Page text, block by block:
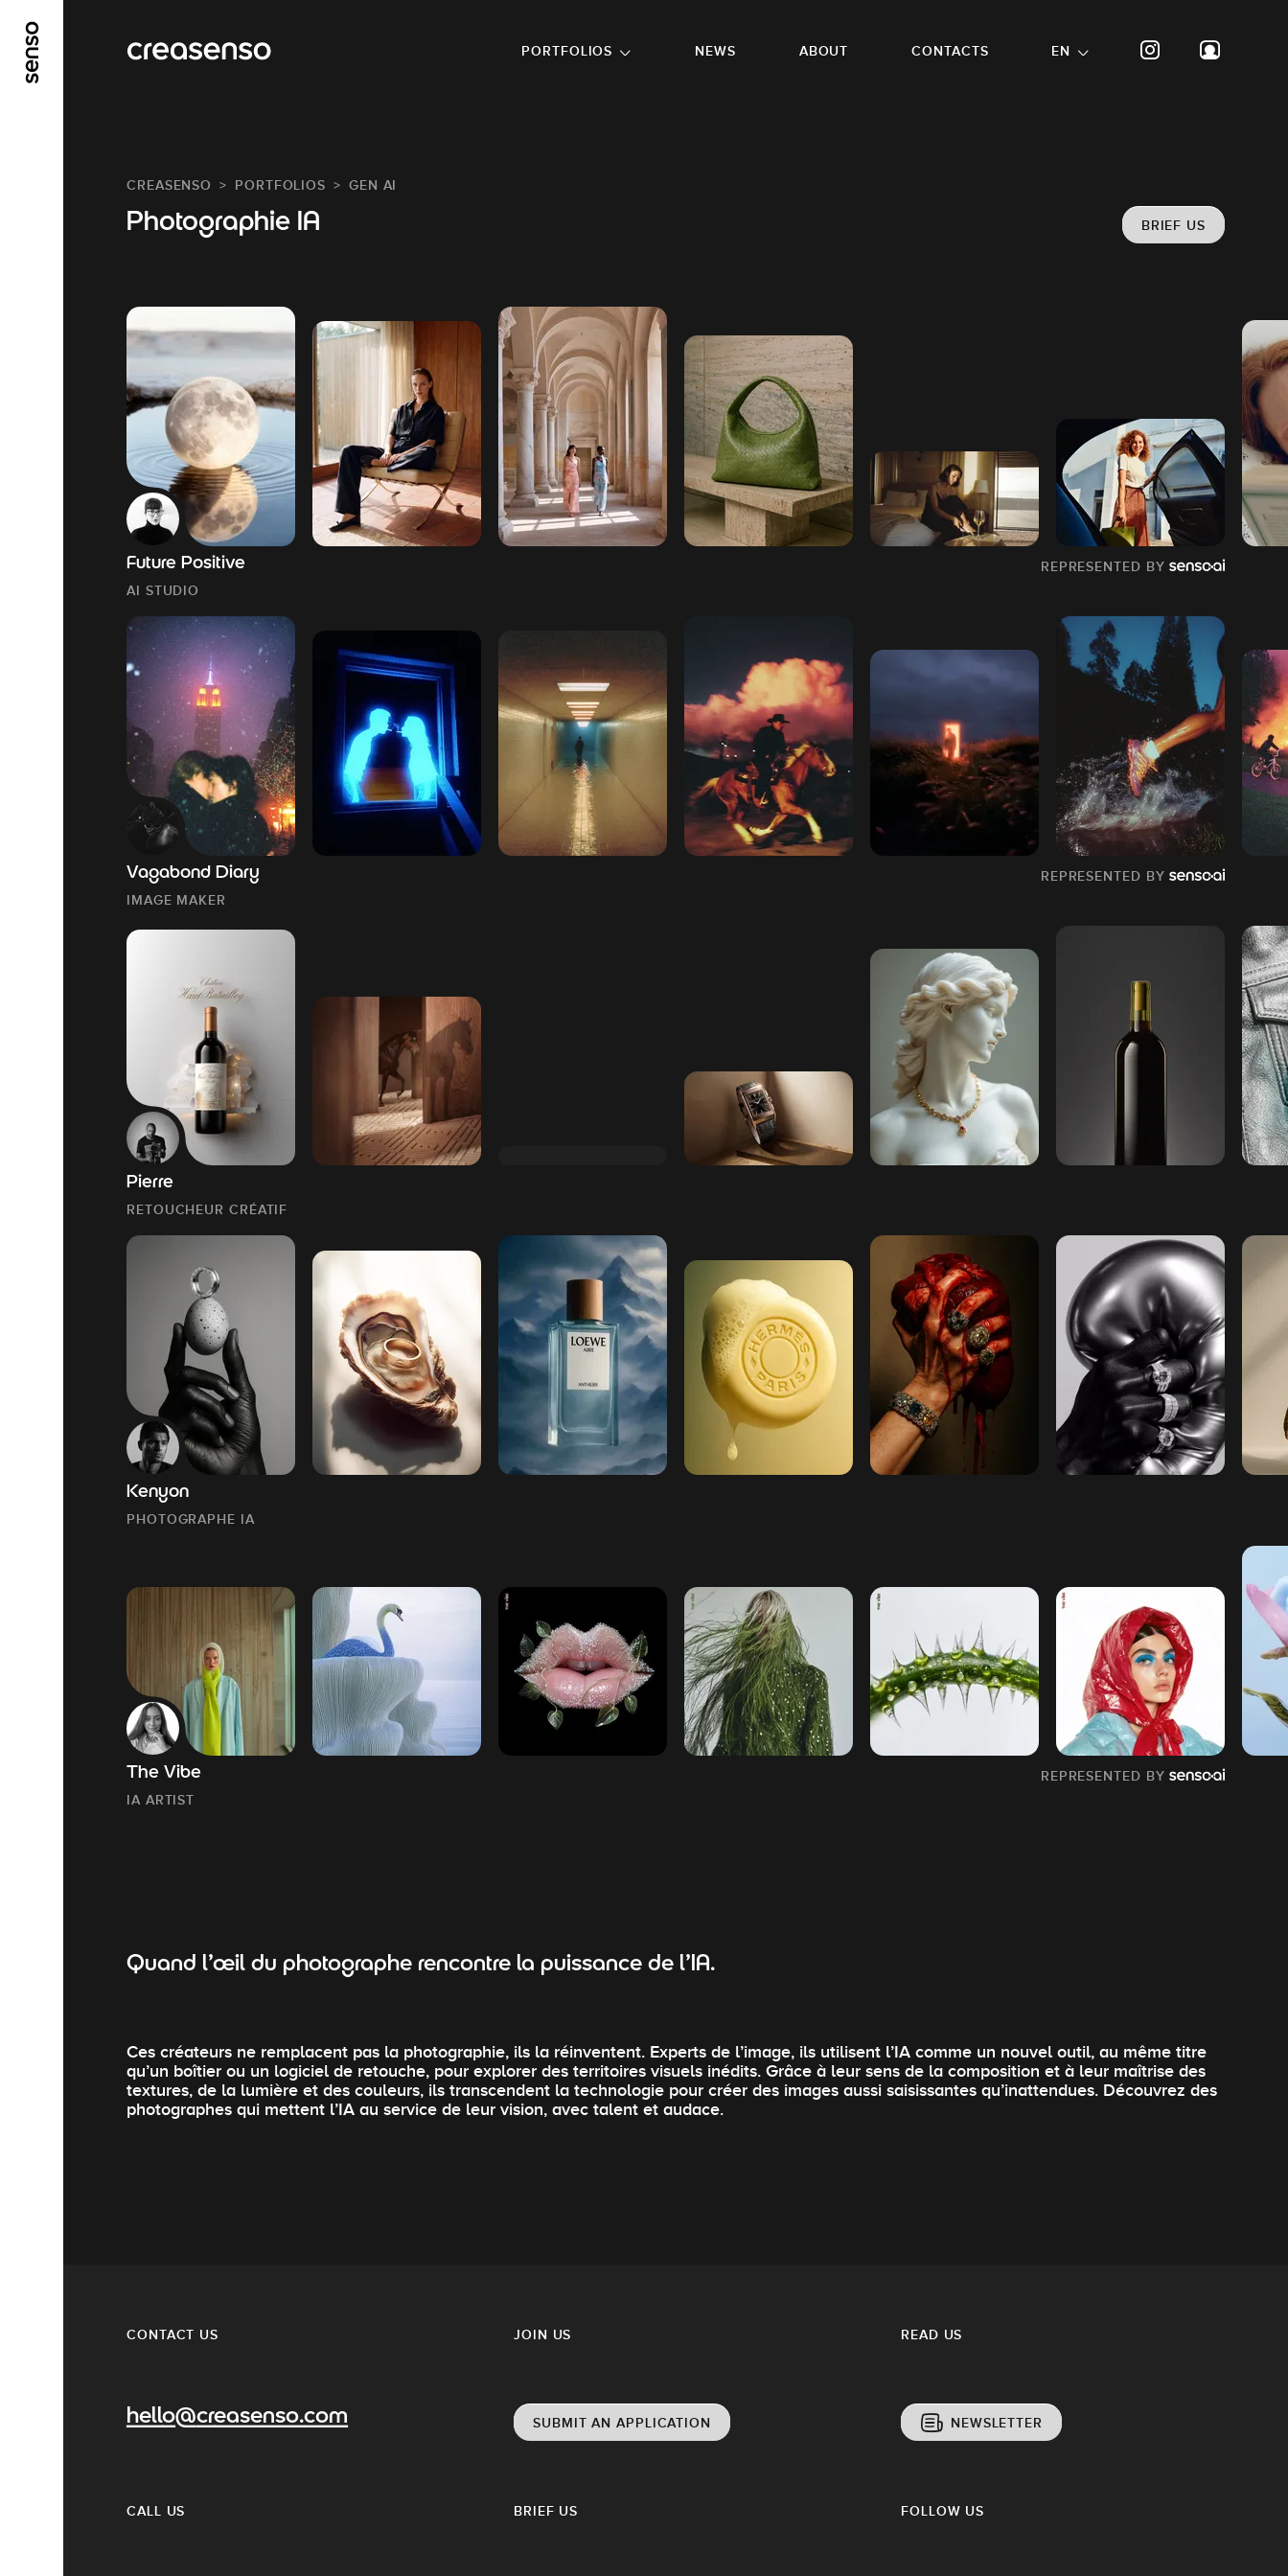
PORTFOLIOS
NEWS ABOUT CONTACTS EN
CREASENSO PORTFOLIOS GEN AI
Photographie IA BRIEF US
Future Positive
AI STUDIO
REPRESENTED BY
Vagabond Diary
IMAGE MAKER
REPRESENTED BY
Pierre
RETOUCHEUR CRÉATIF
Kenyon
PHOTOGRAPHE IA
The Vibe
IA ARTIST
REPRESENTED BY
Quand l’œil du photographe rencontre la puissance de l’IA.
Ces créateurs ne remplacent pas la photographie, ils la réinventent. Experts de l’image, ils utilisent l’IA comme un nouvel outil, au même titre
qu’un boîtier ou un logiciel de retouche, pour explorer des territoires visuels inédits. Grâce à leur sens de la composition et à leur maîtrise des
textures, de la lumière et des couleurs, ils transcendent la technologie pour créer des images aussi saisissantes qu’inattendues. Découvrez des
photographes qui mettent l’IA au service de leur vision, avec talent et audace.
CONTACT US
hello@creasenso.com
JOIN US
SUBMIT AN APPLICATION
READ US
NEWSLETTER
CALL US BRIEF US FOLLOW US